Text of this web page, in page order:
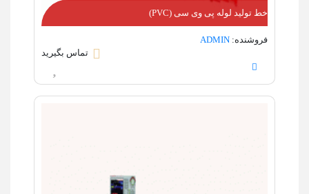
خط تولید لوله پی وی سی (PVC)
فروشنده: ADMIN
تماس بگیرید